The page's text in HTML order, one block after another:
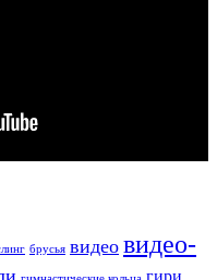
брусья видео видео-